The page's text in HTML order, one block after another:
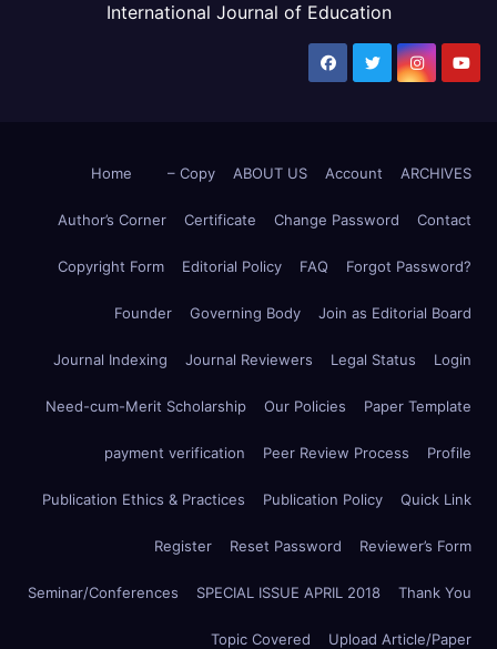
International Journal of Education
Home – Copy ABOUT US Account ARCHIVES
Author’s Corner Certificate Change Password Contact
Copyright Form Editorial Policy FAQ Forgot Password?
Founder Governing Body Join as Editorial Board
Journal Indexing Journal Reviewers Legal Status Login
Need-cum-Merit Scholarship Our Policies Paper Template
payment verification Peer Review Process Profile
Publication Ethics & Practices Publication Policy Quick Link
Register Reset Password Reviewer’s Form
Seminar/Conferences SPECIAL ISSUE APRIL 2018 Thank You
Topic Covered Upload Article/Paper